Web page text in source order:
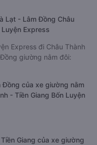
Lạt - Lâm Đồng Châu
Express
Express đi Châu Thành
giường nằm đôi:
của xe giường nằm
- Tiền Giang Bốn Luyện
Giang của xe giường